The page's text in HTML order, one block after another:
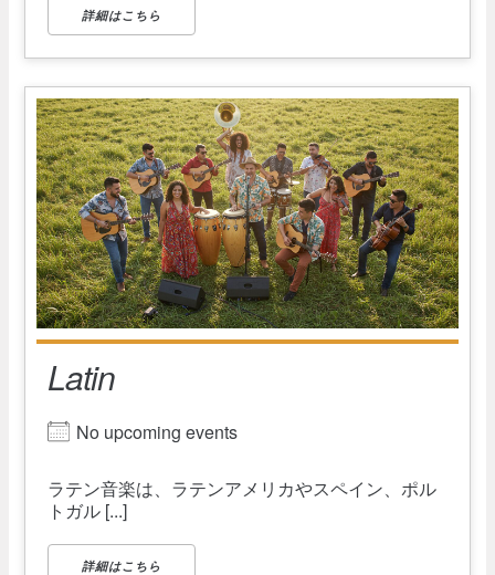
詳細はこちら
Latin
No upcoming events
ラテン音楽は、ラテンアメリカやスペイン、ポル
トガル [...]
詳細はこちら